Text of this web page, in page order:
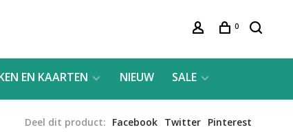
0
EN KAARTEN NIEUW SALE
Deel dit product: Facebook Twitter Pinterest